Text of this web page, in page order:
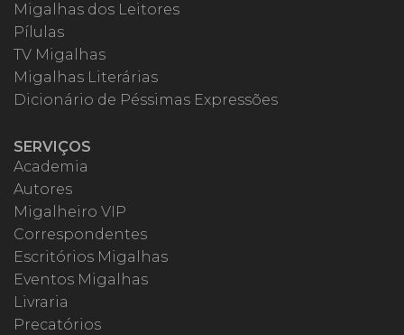
Migalhas dos Leitores
Pílulas
TV Migalhas
Migalhas Literárias
Dicionário de Péssimas Expressões
SERVIÇOS
Academia
Autores
Migalheiro VIP
Correspondentes
Escritórios Migalhas
Eventos Migalhas
Livraria
Precatórios